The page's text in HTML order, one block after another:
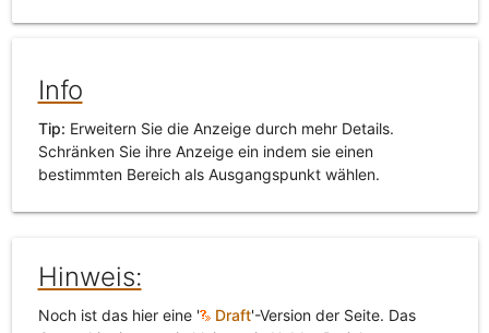
Info
Tip: Erweitern Sie die Anzeige durch mehr Details.
Schränken Sie ihre Anzeige ein indem sie einen
bestimmten Bereich als Ausgangspunkt wählen.
Hinweis:
Noch ist das hier eine ' Draft'-Version der Seite. Das